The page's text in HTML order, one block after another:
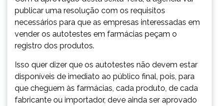
publicar uma resolução com os requisitos
necessários para que as empresas interessadas em
vender os autotestes em farmácias peçam o
registro dos produtos.
Isso quer dizer que os autotestes não devem estar
disponíveis de imediato ao público final, pois, para
que cheguem às farmácias, cada produto, de cada
fabricante ou importador, deve ainda ser aprovado